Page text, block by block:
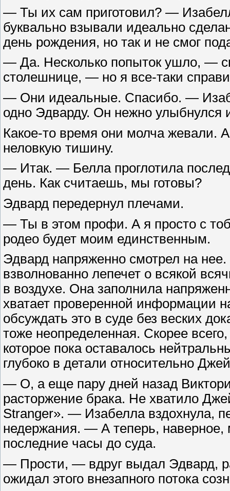
— Ты их сам приготовил? —
буквально взывали идеально
день рождения, но так и не смог
— Да. Несколько попыток ушло, —
столешнице, — но я все-таки
— Они идеальные. Спасибо. —
одно Эдварду. Он нежно улыбнулся
Какое-то время они молча жевали.
неловкую тишину.
— Итак. — Белла проглотила
день. Как считаешь, мы готовы?
Эдвард передернул плечами.
— Ты в этом профи. А я просто с
родео будет моим единственным.
Эдвард напряженно смотрел на
взволнованно лепечет о всякой
в воздухе. Она заполнила
хватает проверенной информации
обсуждать это в суде без веских
тоже неопределенная. Скорее
которое пока оставалось
глубоко в детали относительно
— О, а еще пару дней назад
расторжение брака. Не хватило
Stranger». — Изабелла вздохнула,
недержания. — А теперь,
последние часы до суда.
— Прости, — вдруг выдал Эдвард,
ожидал этого внезапного потока